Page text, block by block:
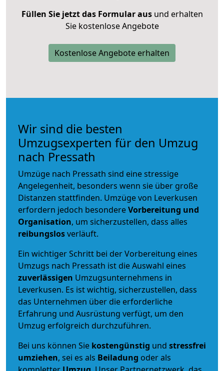
Füllen Sie jetzt das Formular ausund erhalten
Sie kostenlose Angebote
Kostenlose Angebote erhalten
Wir sind die besten
Umzugsexperten für den Umzug
nach Pressath
Umzüge nach Pressath sind eine stressige
Angelegenheit, besonders wenn sie über große
Distanzen stattfinden. Umzüge von Leverkusen
erfordern jedoch besondereVorbereitung und
Organisation, um sicherzustellen, dass alles
reibungslosverläuft.
Ein wichtiger Schritt bei der Vorbereitung eines
Umzugs nach Pressath ist die Auswahl eines
zuverlässigen Umzugsunternehmens in
Leverkusen. Es ist wichtig, sicherzustellen, dass
das Unternehmen über die erforderliche
Erfahrung und Ausrüstung verfügt, um den
Umzug erfolgreich durchzuführen.
Bei uns können Sie kostengünstig und stressfrei
umziehen, sei es als Beiladung oder als